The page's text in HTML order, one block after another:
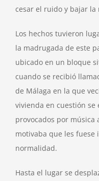
cesar el ruido y bajar
Los hechos tuvieron
la madrugada de este
ubicado en un bloque
cuando se recibió
de Málaga en la que
vivienda en cuestión
provocados por música
motivaba que les fuese
normalidad.
Hasta el lugar se